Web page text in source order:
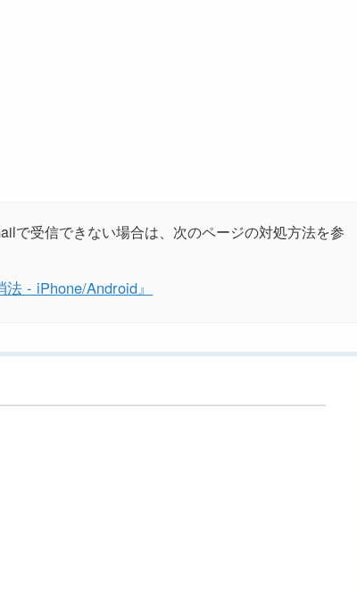
で受信できない場合は、次のページの対処方法を参
- iPhone/Android』